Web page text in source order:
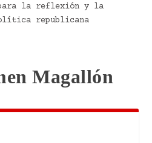
la reflexión y la
republicana
Magallón